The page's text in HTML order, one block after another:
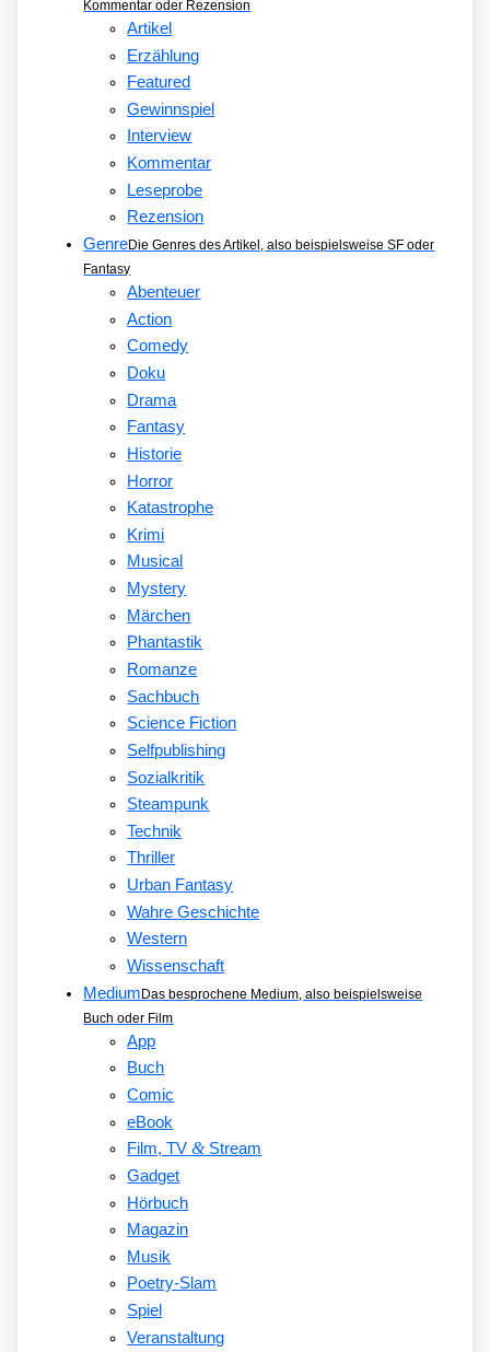
Kommentar oder Rezension
Artikel
Erzählung
Featured
Gewinnspiel
Interview
Kommentar
Leseprobe
Rezension
GenreDie Genres des Artikel, also beispielsweise SF oder
Fantasy
Abenteuer
Action
Comedy
Doku
Drama
Fantasy
Historie
Horror
Katastrophe
Krimi
Musical
Mystery
Märchen
Phantastik
Romanze
Sachbuch
Science Fiction
Selfpublishing
Sozialkritik
Steampunk
Technik
Thriller
Urban Fantasy
Wahre Geschichte
Western
Wissenschaft
MediumDas besprochene Medium, also beispielsweise
Buch oder Film
App
Buch
Comic
eBook
Film, TV&Stream
Gadget
Hörbuch
Magazin
Musik
Poetry-Slam
Spiel
Veranstaltung